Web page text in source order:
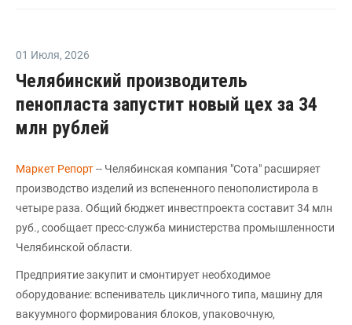
01 Июля, 2026
Челябинский производитель
пенопласта запустит новый цех за 34
млн рублей
Маркет Репорт-- Челябинская компания "Сота" расширяет
производство изделий из вспененного пенополистирола в
четыре раза. Общий бюджет инвестпроекта составит 34 млн
руб., сообщает пресс-служба министерства промышленности
Челябинской области.
Предприятие закупит и смонтирует необходимое
оборудование: вспениватель цикличного типа, машину для
вакуумного формирования блоков, упаковочную,